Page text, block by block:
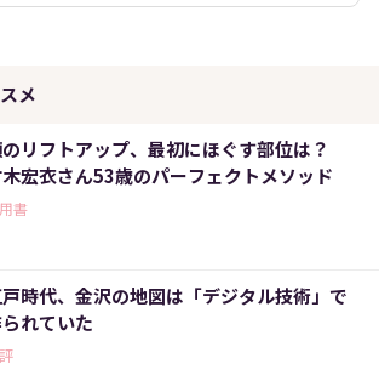
メ
リフトアップ、最初にほぐす部位は？
宏衣さん53歳のパーフェクトメソッド
書
時代、金沢の地図は「デジタル技術」で
れていた